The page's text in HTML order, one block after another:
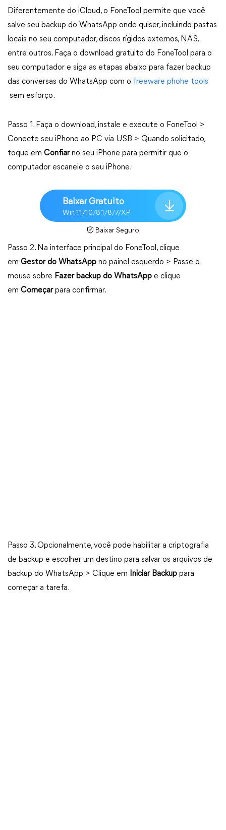
Diferentemente do iCloud, o FoneTool permite que você
salve seu backup do WhatsApp onde quiser, incluindo pastas
locais no seu computador, discos rígidos externos, NAS,
entre outros. Faça o download gratuito do FoneTool para o
seu computador e siga as etapas abaixo para fazer backup
das conversas do WhatsApp com o freeware phohe tools
sem esforço.
Passo 1. Faça o download, instale e execute o FoneTool >
Conecte seu iPhone ao PC via USB > Quando solicitado,
toque em Confiarno seu iPhone para permitir que o
computador escaneie o seu iPhone.
Baixar Gratuito
Win 11/10/8.1/8/7/XP
Baixar Seguro
Passo 2. Na interface principal do FoneTool, clique
em Gestor do WhatsApp no painel esquerdo > Passe o
mouse sobre Fazer backup do WhatsApp e clique
em Começarpara confirmar.
Passo 3. Opcionalmente, você pode habilitar a criptografia
de backup e escolher um destino para salvar os arquivos de
backup do WhatsApp > Clique em
Iniciar Backup para
começar a tarefa.